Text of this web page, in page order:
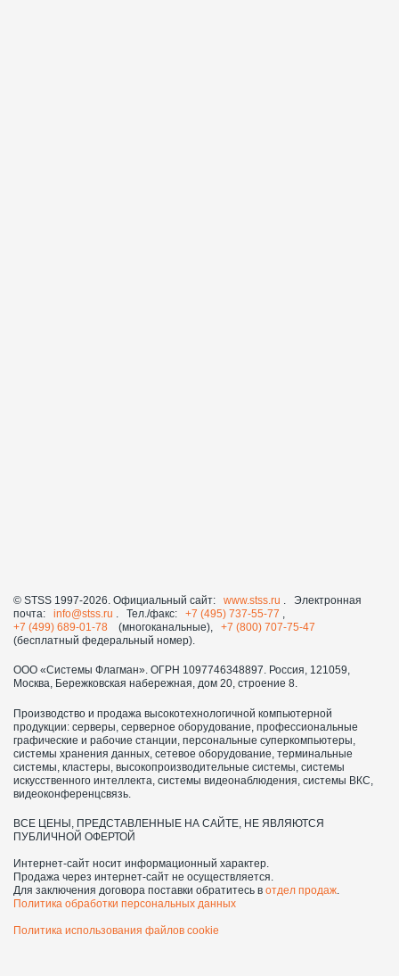
© STSS 1997-2026. Официальный сайт: www.stss.ru . Электронная
почта: info@stss.ru . Тел./факс: +7 (495) 737-55-77 ,
+7 (499) 689-01-78
(многоканальные), +7 (800) 707-75-47
(бесплатный федеральный номер).
ООО «Системы Флагман». ОГРН 1097746348897. Россия, 121059,
Москва, Бережковская набережная, дом 20, строение 8.
Производство и продажа высокотехнологичной компьютерной
продукции: серверы, серверное оборудование, профессиональные
графические и рабочие станции, персональные суперкомпьютеры,
системы хранения данных, сетевое оборудование, терминальные
системы, кластеры, высокопроизводительные системы, системы
искусственного интеллекта, системы видеонаблюдения, системы ВКС,
видеоконференцсвязь.
ВСЕ ЦЕНЫ, ПРЕДСТАВЛЕННЫЕ НА САЙТЕ, НЕ ЯВЛЯЮТСЯ
ПУБЛИЧНОЙ ОФЕРТОЙ
Интернет-сайт носит информационный характер.
Продажа через интернет-сайт не осуществляется.
Для заключения договора поставки обратитесь в отдел продаж.
Политика обработки персональных данных
Политика использования файлов cookie